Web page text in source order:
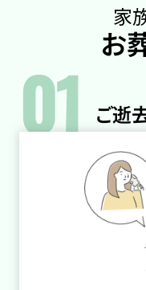
家
お
01 ご逝